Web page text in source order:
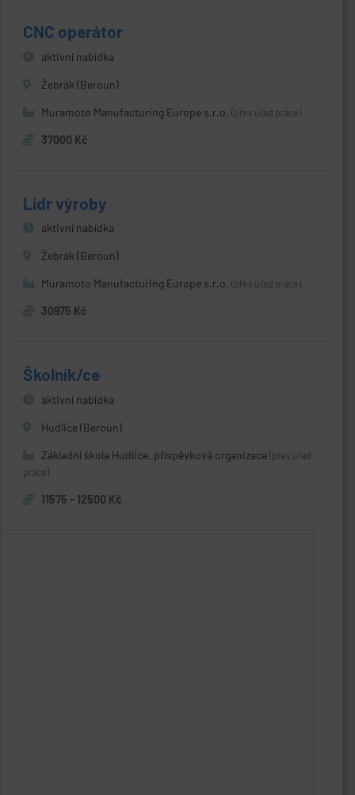
CNC operátor
aktivní nabídka
Žebrák (Beroun)
Muramoto Manufacturing Europe s.r.o. (přes úřad práce)
37000 Kč
Lídr výroby
aktivní nabídka
Žebrák (Beroun)
Muramoto Manufacturing Europe s.r.o. (přes úřad práce)
30975 Kč
Školník/ce
aktivní nabídka
Hudlice (Beroun)
Základní škola Hudlice, příspěvková organizace (přes úřad
práce)
11575 - 12500 Kč